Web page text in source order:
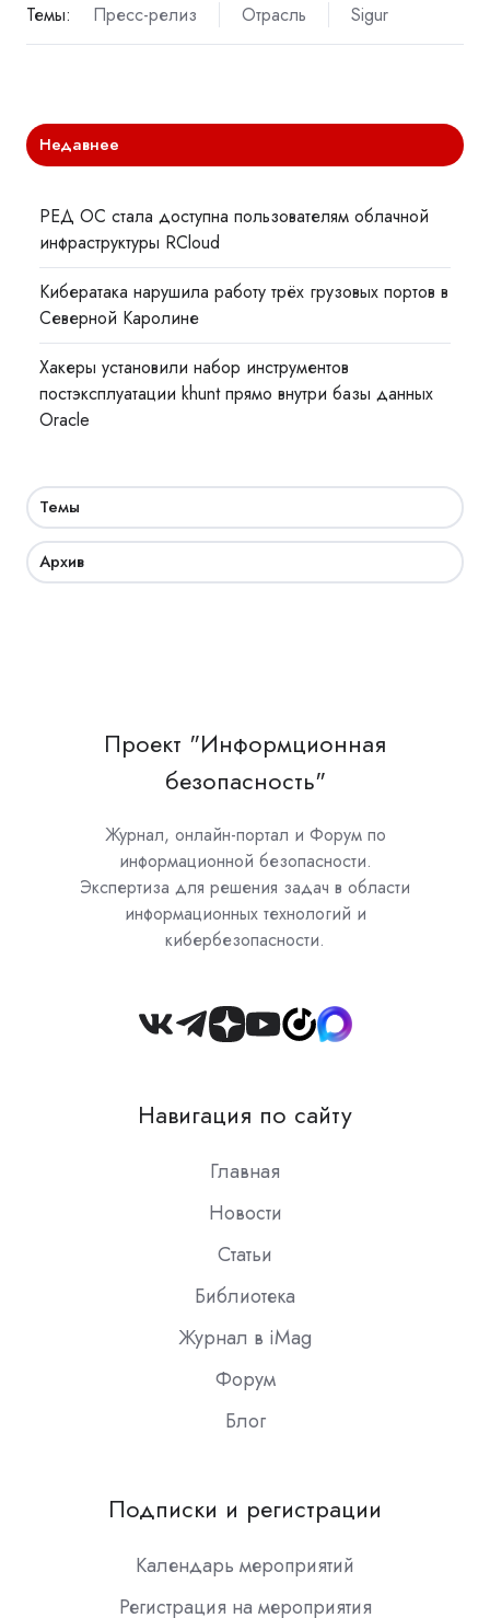
Темы: Пресс-релиз Отрасль Sigur
Недавнее
РЕД ОС стала доступна пользователям облачной
инфраструктуры RCloud
Кибератака нарушила работу трёх грузовых портов в
Северной Каролине
Хакеры установили набор инструментов
постэксплуатации khunt прямо внутри базы данных
Oracle
Темы
Архив
Проект "Информционная
безопасность"
Журнал, онлайн-портал и Форум по
информационной безопасности.
Экспертиза для решения задач в области
информационных технологий и
кибербезопасности.
Join
Slack
Навигация по сайту
Главная
Новости
Статьи
Библиотека
Журнал в iMag
Форум
Блог
Подписки и регистрации
Календарь мероприятий
Регистрация на мероприятия